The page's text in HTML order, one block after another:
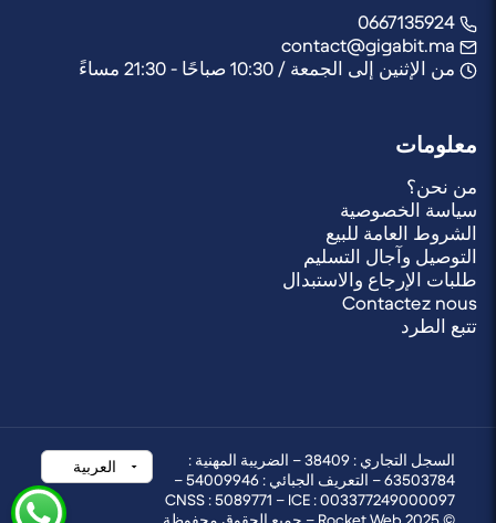
من الإثنين إلى الجمعة / 10:30 صباحًا - 21:30 مساءً
معلومات
من نحن؟
سياسة الخصوصية
الشروط العامة للبيع
التوصيل وآجال التسليم
طلبات الإرجاع والاستبدال
Contactez nous
تتبع الطرد
السجل التجاري : 38409 – الضريبة المهنية :
63503784 – التعريف الجبائي : 54009946 –
CNSS : 5089771 – ICE : 003377249000097